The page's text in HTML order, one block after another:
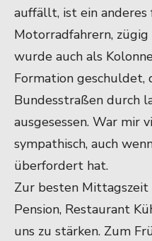
auffällt, ist ein anderes
Motorradfahrern,
wurde auch als
Formation geschuldet,
Bundesstraßen durch
ausgesessen. War mir
sympathisch, auch
überfordert hat.
Zur besten
Pension, Restaurant
uns zu stärken. Zum